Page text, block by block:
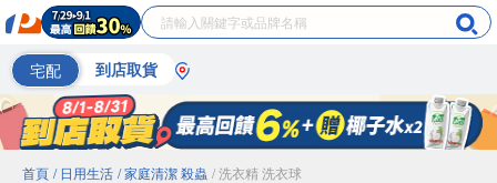
宅配 到店取貨
首頁 / 日用生活 / 家庭清潔 殺蟲 / 洗衣精 洗衣球